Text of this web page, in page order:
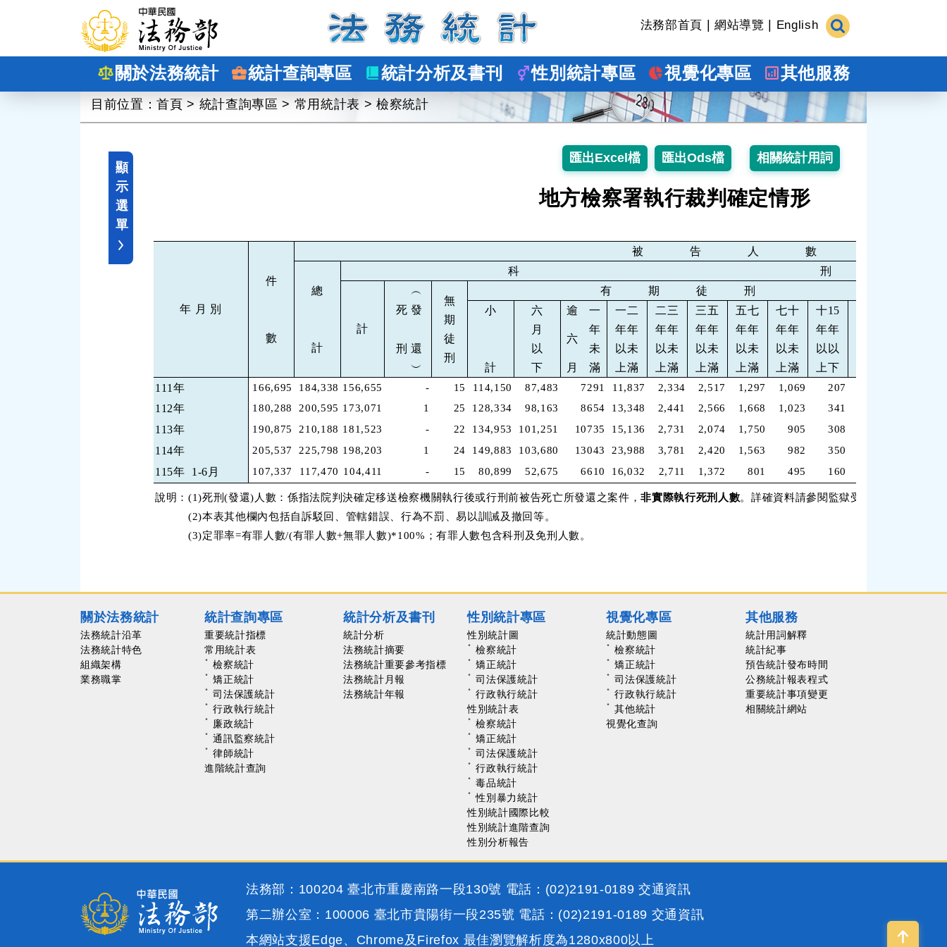
跳到主要內容
法務部首頁 網站導覽 English
關於法務統計 統計查詢專區 統計分析及書刊 性別統計專區 視覺化專區 其他服務
目前位置：首頁 > 統計查詢專區 > 常用統計表 >檢察統計
顯
示
選
單
地方檢察署執行裁判確定情形
年 月 別
件
數
被 告 人 數
總
計
科 刑
計
︵
無
期
徒
刑
有 期 徒 刑
死 發 小 六 逾 一 一二 二三 三五 五七 七十 十15
月
六
年 年年 年年 年年 年年 年年 年年
刑 還 以 未 以未 以未 以未 以未 以未 以以
︶
計 下 月 滿 上滿 上滿 上滿 上滿 上滿 上下
111年
166,695 184,338 156,655 - 15 114,150 87,483 7291 11,837 2,334 2,517 1,297 1,069 207
112年 180,288 200,595 173,071 1 25 128,334 98,163 8654 13,348 2,441 2,566 1,668 1,023 341
113年 190,875 210,188 181,523 - 22 134,953 101,251 10735 15,136 2,731 2,074 1,750 905 308
114年 205,537 225,798 198,203 1 24 149,883 103,680 13043 23,988 3,781 2,420 1,563 982 350
115年 1-6月 107,337 117,470 104,411 - 15 80,899 52,675 6610 16,032 2,711 1,372 801 495 160
說明：(1)死刑(發還)人數：係指法院判決確定移送檢察機關執行後或行刑前被告死亡所發還之案件，非實際執行死刑人數。詳確資料請參閱監獄受刑人受死刑之宣
(2)本表其他欄內包括自訴駁回
管轄錯誤、行為不罰、易以訓誡及撤回等。
(3)定罪率=有罪人數/(有罪人數+無罪人數)*100%；有罪人數包含科刑及免刑人數。
關於法務統計
法務統計沿革
法務統計特色
組織架構
業務職掌
統計查詢專區
重要統計指標
常用統計表
檢察統計
矯正統計
司法保護統計
行政執行統計
廉政統計
通訊監察統計
律師統計
進階統計查詢
統計分析及書刊
統計分析
法務統計摘要
法務統計重要參考指標
法務統計月報
法務統計年報
性別統計專區
性別統計圖
檢察統計
矯正統計
司法保護統計
行政執行統計
性別統計表
檢察統計
矯正統計
司法保護統計
行政執行統計
毒品統計
性別暴力統計
性別統計國際比較
性別統計進階查詢
性別分析報告
視覺化專區
統計動態圖
檢察統計
矯正統計
司法保護統計
行政執行統計
其他統計
視覺化查詢
其他服務
統計用詞解釋
統計紀事
預告統計發布時間
公務統計報表程式
重要統計事項變更
相關統計網站
法務部：100204 臺北市重慶南路一段130號 電話：(02)2191-0189 交通資訊
第二辦公室：100006 臺北市貴陽街一段235號 電話：(02)2191-0189 交通資訊
本網站支援Edge、Chrome及Firefox 最佳瀏覽解析度為1280x800以上